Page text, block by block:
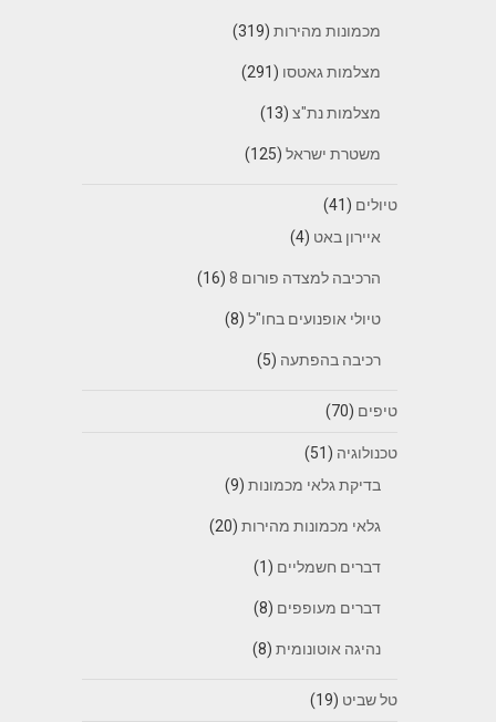
מכמונות מהירות(319)
מצלמות גאטסו (291)
מצלמות נת"צ(13)
משטרת ישראל(125)
טיולים (41)
איירון באט (4)
הרכיבה למצדה פורום 8 (16)
טיולי אופנועים בחו"ל(8)
רכיבה בהפתעה (5)
טיפים (70)
טכנולוגיה (51)
בדיקת גלאי מכמונות(9)
גלאי מכמונות מהירות(20)
דברים חשמליים (1)
דברים מעופפים (8)
נהיגה אוטונומית(8)
טל שביט (19)